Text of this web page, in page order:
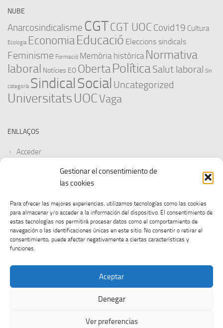
Gestionar el consentimiento de
las cookies
Para ofrecer las mejores experiencias, utilizamos tecnologías como las cookies
para almacenar y/o acceder a la información del dispositivo. El consentimiento de
estas tecnologías nos permitirá procesar datos como el comportamiento de
navegación o las identificaciones únicas en este sitio. No consentir o retirar el
consentimiento, puede afectar negativamente a ciertas características y
funciones.
Aceptar
Denegar
Ver preferencias
NUBE
Anarcosindicalisme CGTCGT UOC Covid19 Cultura
Ecologia EconomiaEducació Eleccions sindicals
Feminisme Formació Memòria històrica Normativa
laboral Notícies EO ObertaPolíticaSalut laboral Sin
categoría SindicalSocial Uncategorized
UniversitatsUOCVaga
ENLLAÇOS
Acceder
Feed de entradas
WordPress.org